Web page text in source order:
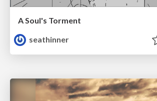
A Soul's Torment
seathinner